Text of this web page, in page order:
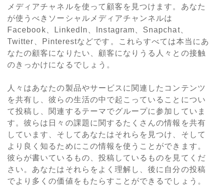
メディアチャネルを使って顧客を見つけます。あなた
が使うべきソーシャルメディアチャンネルは
Facebook、LinkedIn、Instagram、Snapchat、
Twitter、Pinterestなどです。これらすべては本当にあ
なたの顧客になりたい、顧客になりうる人々との接触
のきっかけになるでしょう。
人々はあなたの製品やサービスに関連したコンテンツ
を共有し、彼らの生活の中で起こっていることについ
て投稿し、関連するテーマでグループに参加していま
す。彼らは日々の課題に関するたくさんの情報を共有
しています、そしてあなたはそれらを見つけ、そして
より良く知るためにこの情報を使うことができます。
彼らが書いているもの、投稿しているものを見てくだ
さい。あなたはそれらをよく理解し、後に自分の投稿
でより多くの価値をもたらすことができるでしょう。